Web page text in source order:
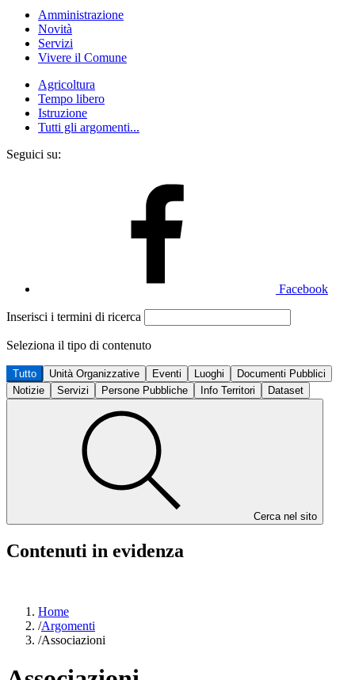
Amministrazione
Novità
Servizi
Vivere il Comune
Agricoltura
Tempo libero
Istruzione
Tutti gli argomenti...
Seguici su:
Facebook
Inserisci i termini di ricerca
Seleziona il tipo di contenuto
Tutto Unità Organizzative Eventi Luoghi
Documenti Pubblici
Notizie
Servizi Persone Pubbliche Info Territori Dataset
Cerca nel sito
Contenuti in evidenza
Home
/Argomenti
/Associazioni